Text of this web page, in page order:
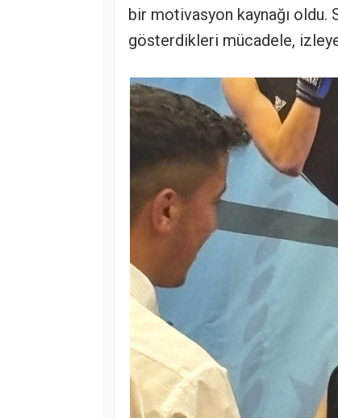
bir motivasyon kaynağı oldu.
gösterdikleri mücadele,